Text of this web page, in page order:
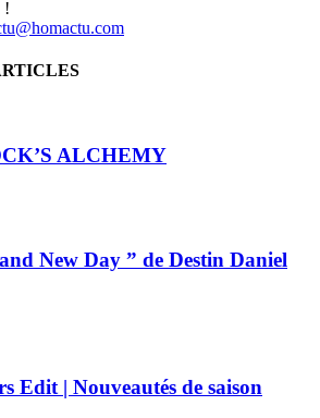
!
ALCHEMY
New Day ” de Destin Daniel
Edit | Nouveautés de saison